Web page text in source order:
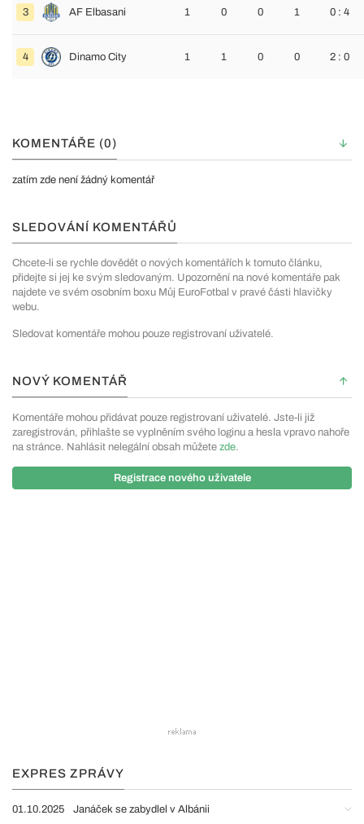
3 AF Elbasani 1 0 0 1 0 : 4
4 Dinamo City 1 1 0 0 2 : 0
KOMENTÁŘE (0)
zatím zde není žádný komentář
SLEDOVÁNÍ KOMENTÁŘŮ
Chcete-li se rychle dovědět o nových komentářích k tomuto článku,
přidejte si jej ke svým sledovaným. Upozornění na nové komentáře pak
najdete ve svém osobním boxu Můj EuroFotbal v pravé části hlavičky
webu.
Sledovat komentáře mohou pouze registrovaní uživatelé.
NOVÝ KOMENTÁŘ
Komentáře mohou přidávat pouze registrovaní uživatelé. Jste-li již
zaregistrován, přihlašte se vyplněním svého loginu a hesla vpravo nahoře
na stránce. Nahlásit nelegální obsah můžete zde.
Registrace nového uživatele
EXPRES ZPRÁVY
01.10.2025 Janáček se zabydlel v Albánii